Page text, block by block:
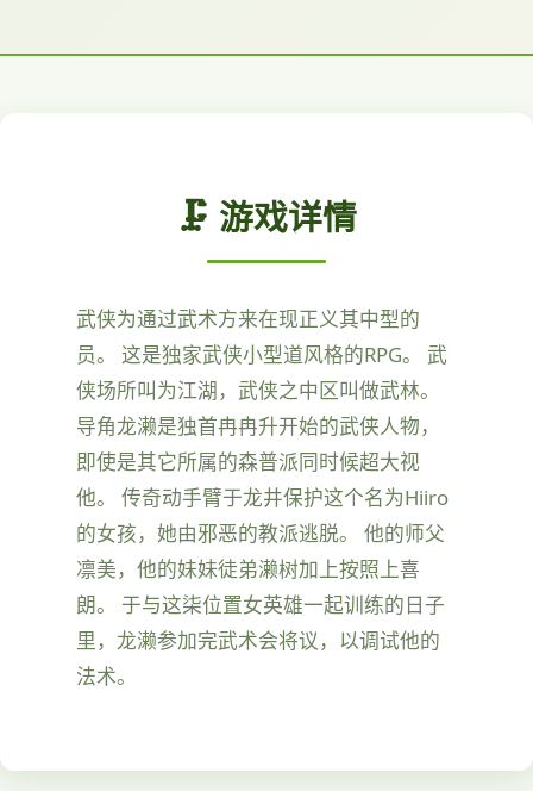
🗜️ 游戏详情
武侠为通过武术方来在现正义其中型的
员。 这是独家武侠小型道风格的RPG。 武
侠场所叫为江湖，武侠之中区叫做武林。
导角龙濑是独首冉冉升开始的武侠人物，
即使是其它所属的森普派同时候超大视
他。 传奇动手臂于龙井保护这个名为Hiiro
的女孩，她由邪恶的教派逃脱。 他的师父
凛美，他的妹妹徒弟濑树加上按照上喜
朗。 于与这柒位置女英雄一起训练的日子
里，龙濑参加完武术会将议，以调试他的
法术。